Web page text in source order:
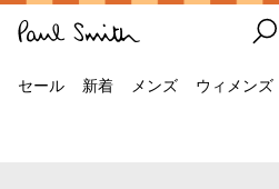
セール 新着 メンズ ウィメンズ